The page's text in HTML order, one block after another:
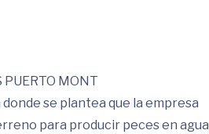
PUERTO MONT
se plantea que la empresa
para producir peces en agua